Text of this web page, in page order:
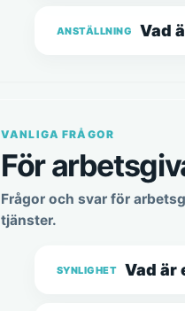
ANSTÄLLNING Vad
VANLIGA FRÅGOR
För
Frågor och svar för
tjänster.
SYNLIGHET Vad är